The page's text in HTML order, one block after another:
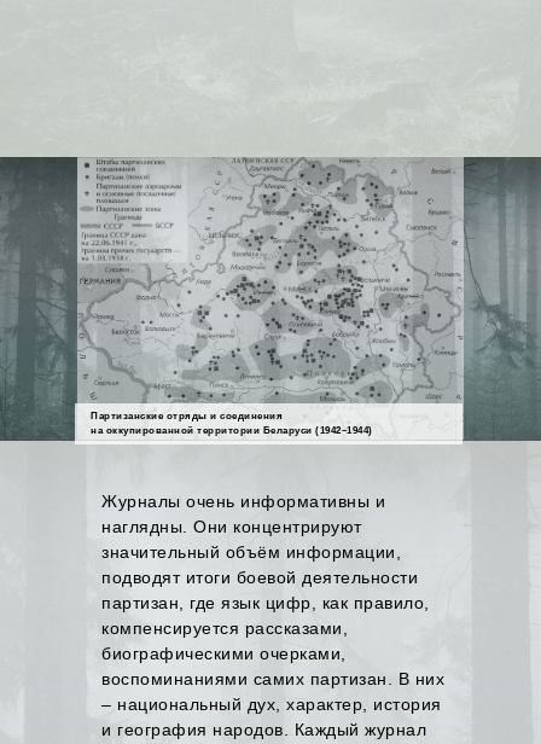
Партизанские отряды и соединения
на оккупированной территории Беларуси (1942–1944)
Журналы очень информативны и
наглядны. Они концентрируют
значительный объём информации,
подводят итоги боевой деятельности
партизан, где язык цифр, как правило,
компенсируется рассказами,
биографическими очерками,
воспоминаниями самих партизан. В них
– национальный дух, характер, история
и география народов. Каждый журнал